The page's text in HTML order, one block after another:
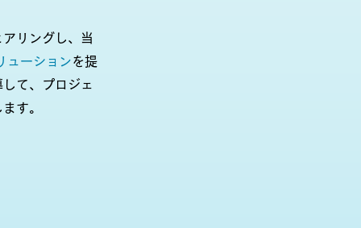
リングし、当
ューションを提
て、プロジェ
す。